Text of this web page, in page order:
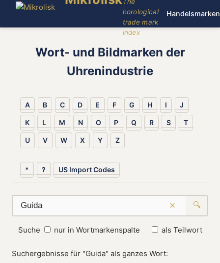
horological
trade mark
index
Handelsmarken
Wort- und Bildmarken der
Uhrenindustrie
A B C D E F G H I J
K L M N O P Q R S T
U V W X Y Z
* ? US Import Codes
× 🔍
Suche nur in Wortmarkenspalte als Teilwort
Suchergebnisse für "Guida" als ganzes Wort: